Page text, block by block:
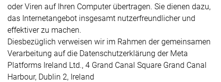
oder Viren auf Ihren Computer übertragen. Sie dienen dazu,
das Internetangebot insgesamt nutzerfreundlicher und
effektiver zu machen.
Diesbezüglich verweisen wir im Rahmen der gemeinsamen
Verarbeitung auf die Datenschutzerklärung der Meta
Platforms Ireland Ltd., 4 Grand Canal Square Grand Canal
Harbour, Dublin 2, Ireland